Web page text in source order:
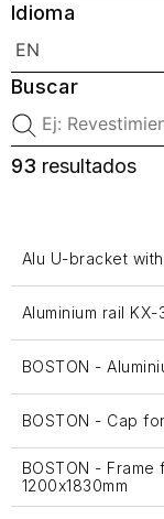
Idioma
Buscar
93 resultados
Alu U-bracket
Aluminium rail KX-
BOSTON -
BOSTON - Cap
BOSTON - Frame
1200x1830mm